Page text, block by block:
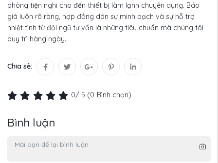
phòng tiện nghi cho đến thiết bị làm lạnh chuyên dụng. Báo
giá luôn rõ ràng, hợp đồng dân sự minh bạch và sự hỗ trợ
nhiệt tình từ đội ngũ tư vấn là những tiêu chuẩn mà chúng tôi
duy trì hàng ngày.
Chia sẻ:
0/ 5 (0 Bình chọn)
Bình luận